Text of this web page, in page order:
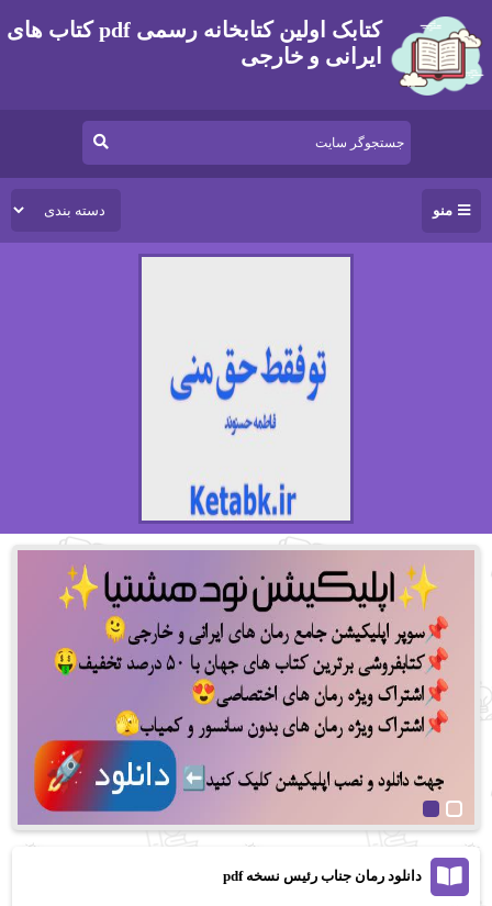
کتابک اولین کتابخانه رسمی pdf کتاب های
ایرانی و خارجی
منو
دانلود رمان جناب رئیس نسخه pdf